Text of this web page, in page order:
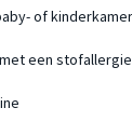
of kinderkamer
een stofallergie